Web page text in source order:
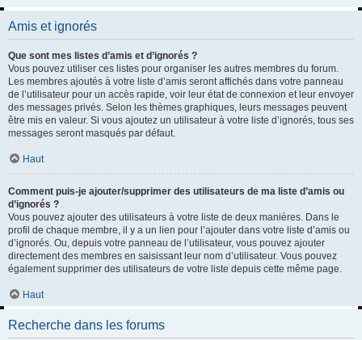
Amis et ignorés
Que sont mes listes d’amis et d’ignorés ?
Vous pouvez utiliser ces listes pour organiser les autres membres du forum.
Les membres ajoutés à votre liste d’amis seront affichés dans votre panneau
de l’utilisateur pour un accès rapide, voir leur état de connexion et leur envoyer
des messages privés. Selon les thèmes graphiques, leurs messages peuvent
être mis en valeur. Si vous ajoutez un utilisateur à votre liste d’ignorés, tous ses
messages seront masqués par défaut.
Haut
Comment puis-je ajouter/supprimer des utilisateurs de ma liste d’amis ou
d’ignorés ?
Vous pouvez ajouter des utilisateurs à votre liste de deux manières. Dans le
profil de chaque membre, il y a un lien pour l’ajouter dans votre liste d’amis ou
d’ignorés. Ou, depuis votre panneau de l’utilisateur, vous pouvez ajouter
directement des membres en saisissant leur nom d’utilisateur. Vous pouvez
également supprimer des utilisateurs de votre liste depuis cette même page.
Haut
Recherche dans les forums